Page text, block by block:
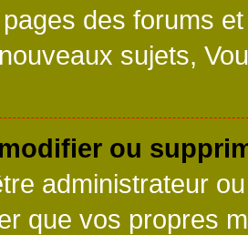
des forums
sujets,
ou
administrateur
que vos propres